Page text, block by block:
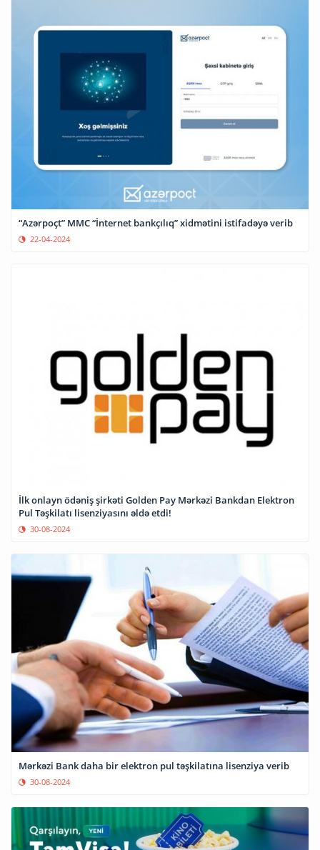
“Azərpoçt” MMC “İnternet bankçılıq” xidmətini istifadəyə verib
22-04-2024
İlk onlayn ödəniş şirkəti Golden Pay Mərkəzi Bankdan Elektron
Pul Təşkilatı lisenziyasını əldə etdi!
30-08-2024
Mərkəzi Bank daha bir elektron pul təşkilatına lisenziya verib
30-08-2024